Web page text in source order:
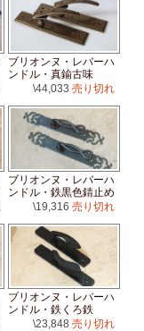
ブリオンヌ・レバーハ
ンドル・真鍮古味
\44,033 売り切れ
ブリオンヌ・レバーハ
ンドル・鉄黒色錆止め
\19,316 売り切れ
ブリオンヌ・レバーハ
ンドル・鉄くろ鉄
\23,848 売り切れ